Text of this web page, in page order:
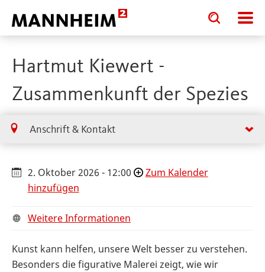
Toggle
search
input
Toggle
search
input
Hartmut Kiewert -
Zusammenkunft der Spezies
Anschrift & Kontakt
2. Oktober 2026 - 12:00
Zum Kalender
hinzufügen
Weitere Informationen
Kunst kann helfen, unsere Welt besser zu verstehen.
Besonders die figurative Malerei zeigt, wie wir